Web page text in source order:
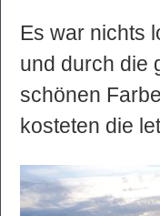
Es war nichts
und durch die
schönen
kosteten die